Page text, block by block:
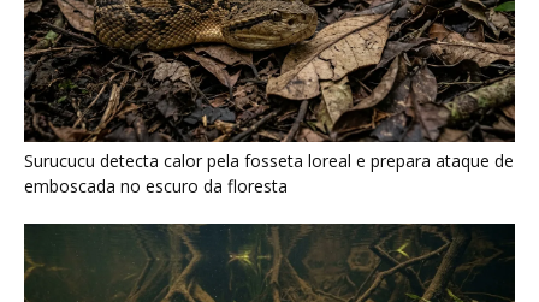
Poraquê sincroniza descargas elétricas em grupo para
amplificar campo elétrico e atordoar cardumes de peixes
maiores na Amazônia